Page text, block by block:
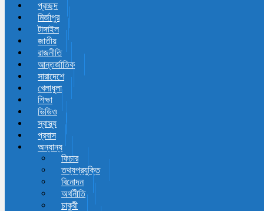
প্রচ্ছদ
মির্জাপুর
টাঙ্গাইল
জাতীয়
রাজনীতি
আন্তর্জাতিক
সারাদেশে
খেলাধুলা
শিক্ষা
ভিডিও
স্বাস্থ্য
প্রবাস
অন্যান্য
ফিচার
তথ্যপ্রযুক্তি
বিনোদন
অর্থনীতি
চাকুরী